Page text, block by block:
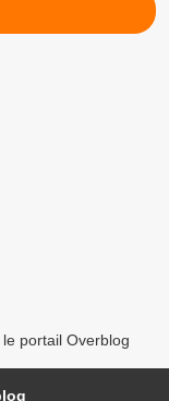
portail Overblog